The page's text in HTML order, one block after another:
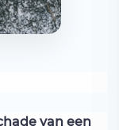
van een